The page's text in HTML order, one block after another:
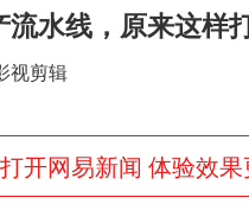
杭州全市有序停
水线，原来这样
视剪辑
打开网易新闻 体验效果